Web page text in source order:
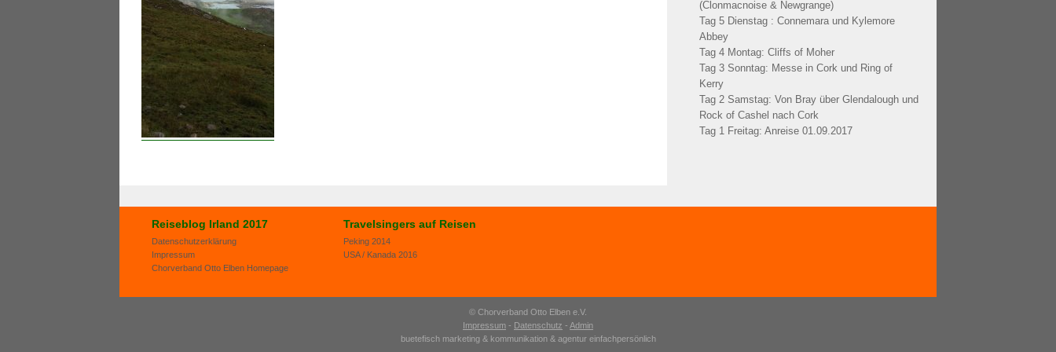
(Clonmacnoise & Newgrange)
Tag 5 Dienstag : Connemara und Kylemore
Abbey
Tag 4 Montag: Cliffs of Moher
Tag 3 Sonntag: Messe in Cork und Ring of
Kerry
Tag 2 Samstag: Von Bray über Glendalough und
Rock of Cashel nach Cork
Tag 1 Freitag: Anreise 01.09.2017
Reiseblog Irland 2017
Datenschutzerklärung
Impressum
Chorverband Otto Elben Homepage
Travelsingers auf Reisen
Peking 2014
USA / Kanada 2016
© Chorverband Otto Elben e.V.
Impressum - Datenschutz - Admin
buetefisch marketing & kommunikation& agentur einfachpersönlich